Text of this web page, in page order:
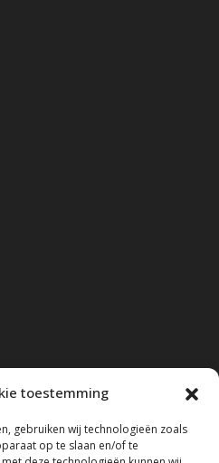
toestemming
gebruiken wij technologieën zoals
op te slaan en/of te